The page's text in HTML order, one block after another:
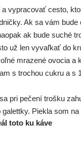
vypracovať cesto,
Ak sa vám
ak bude suché
už len vyvaľkať do
mrazené ovocia a
s trochou cukru a s
pri pečení trošku
galettky. Piekla som
toto ku káve